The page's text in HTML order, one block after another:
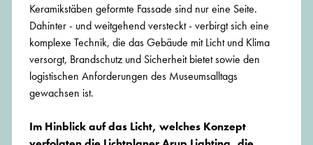
Keramikstäben geformte Fassade sind nur eine Seite.
Dahinter - und weitgehend versteckt - verbirgt sich eine
komplexe Technik, die das Gebäude mit Licht und Klima
versorgt, Brandschutz und Sicherheit bietet sowie den
logistischen Anforderungen des Museumsalltags
gewachsen ist.
Im Hinblick auf das Licht, welches Konzept